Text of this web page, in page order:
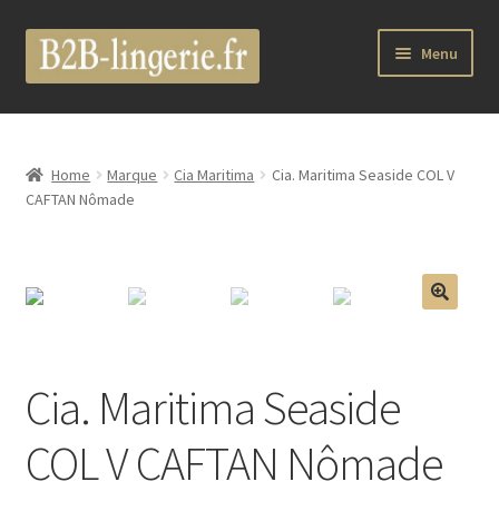
Aller
Aller
au
Menu
B2B Lingerie Site Officiel
Wholesale Registration Page
Boutique
Luxury Lingerie
Femme
Ouvrir
le
Home Marque Cia Maritima
Cia. Maritima Seaside COL V
CAFTAN Nômade
Cia. Maritima Seaside
COL V CAFTAN Nômade